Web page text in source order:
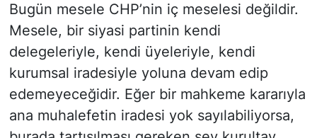
Bugün mesele CHP’nin iç meselesi değildir.
Mesele, bir siyasi partinin kendi
delegeleriyle, kendi üyeleriyle, kendi
kurumsal iradesiyle yoluna devam edip
edemeyeceğidir. Eğer bir mahkeme kararıyla
ana muhalefetin iradesi yok sayılabiliyorsa,